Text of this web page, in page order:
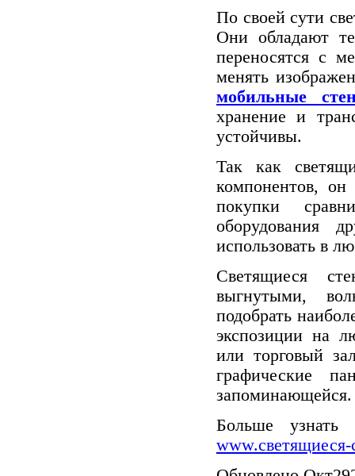
По своей сути
Они обладают
переносятся с
менять
мобильные
хранение и
устойчивы.
Так как
компонентов, он
покупки
оборудования
использовать в
Светящиеся
выгнутыми,
подобрать
экспозиции на
или торговый
графические
запоминающейся.
Больше